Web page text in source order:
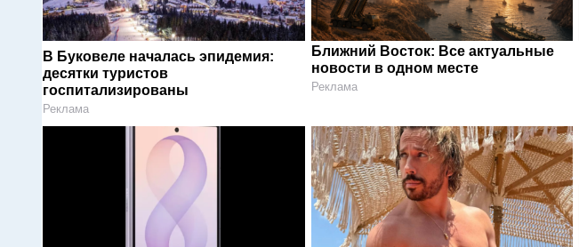
В Буковеле началась эпидемия:
десятки туристов
госпитализированы
Реклама
Ближний Восток: Все актуальные
новости в одном месте
Реклама